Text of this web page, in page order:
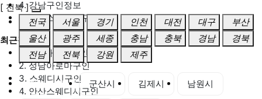
4. 강남구인정보
5. 동탄스웨디시구인
최근검색어
1. 일산마사지구인
2. 성남아로마구인
3. 스웨디시구인
4. 안산스웨디시구인
[ 전북 ]
전국
서울 경기 인천 대전 대구
부산
울산
광주 세종 충남 충북 경남
경북
전남
전북 강원 제주
전북 전체 군산시 김제시 남원시